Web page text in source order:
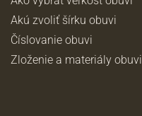
Akú zvoliť šírku obuvi
Číslovanie obuvi
Zloženie a materiály obuvi